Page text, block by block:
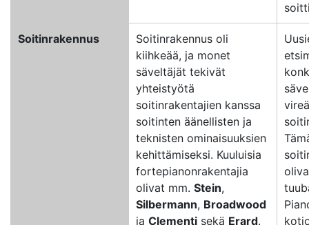
Soitinrakennus
Soitinrakennus oli
kiihkeää, ja monet
säveltäjät tekivät
yhteistyötä
soitinrakentajien kanssa
soitinten äänellisten ja
teknisten ominaisuuksien
kehittämiseksi. Kuuluisia
fortepianonrakentajia
olivat mm. Stein,
Silbermann, Broadwood
ja Clementi sekä Erard.